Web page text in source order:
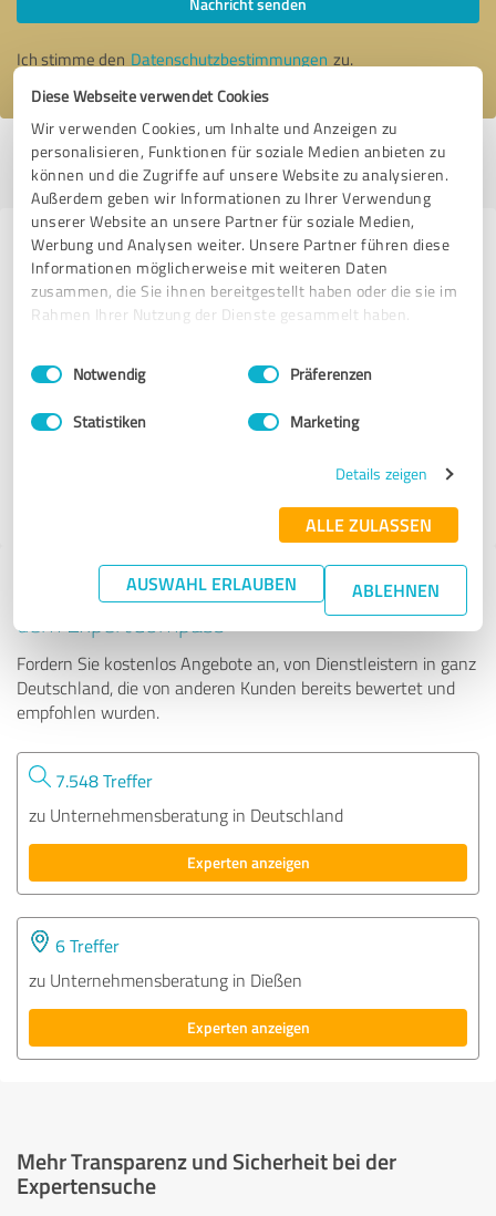
Diese Webseite verwendet Cookies
Wir verwenden Cookies, um Inhalte und Anzeigen zu
personalisieren, Funktionen für soziale Medien anbieten zu
können und die Zugriffe auf unsere Website zu analysieren.
Außerdem geben wir Informationen zu Ihrer Verwendung
unserer Website an unsere Partner für soziale Medien,
Werbung und Analysen weiter. Unsere Partner führen diese
Informationen möglicherweise mit weiteren Daten
zusammen, die Sie ihnen bereitgestellt haben oder die sie im
Rahmen Ihrer Nutzung der Dienste gesammelt haben.
Impressum Datenschutzbestimmungen
Einwilligungsauswahl
Notwendig Präferenzen
Statistiken Marketing
Details zeigen
ALLE ZULASSEN
AUSWAHL ERLAUBEN ABLEHNEN
Ich stimme den Datenschutzbestimmungen zu.
Profil aktiv seit 08.11.2019 |Letzte Aktualisierung: 30.05.2025|Profil
melden
Erfahrungen zu weiteren
Anbietern aus dem Bereich
Unternehmensberatung
Planetagile Consulting GmbH & Co. KG
Tipp: Die passenden Experten finden - mit
dem ExpertCompass
Fordern Sie kostenlos Angebote an, von Dienstleistern in ganz
Deutschland, die von anderen Kunden bereits bewertet und
empfohlen wurden.
7.548 Treffer
zu Unternehmensberatung in Deutschland
Experten anzeigen
6 Treffer
zu Unternehmensberatung in Dießen
Experten anzeigen
Mehr Transparenz und Sicherheit bei der
Expertensuche